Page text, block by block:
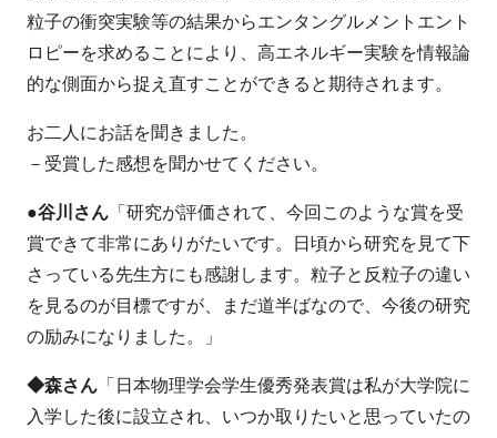
粒子の衝突実験等の結果からエンタングルメントエント
ロピーを求めることにより、高エネルギー実験を情報論
的な側面から捉え直すことができると期待されます。
お二人にお話を聞きました。
－受賞した感想を聞かせてください。
●谷川さん 「研究が評価されて、今回このような賞を受
賞できて非常にありがたいです。日頃から研究を見て下
さっている先生方にも感謝します。粒子と反粒子の違い
を見るのが目標ですが、まだ道半ばなので、今後の研究
の励みになりました。」
◆森さん 「日本物理学会学生優秀発表賞は私が大学院に
入学した後に設立され、いつか取りたいと思っていたの